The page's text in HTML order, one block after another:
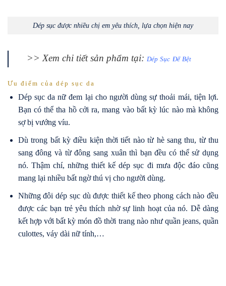
Dép sục được nhiều chị em yêu thích, lựa chọn hiện nay
>> Xem chi tiết sản phẩm tại: Dép Sục Đế Bệt
Ưu điểm của dép sục da
Dép sục da nữ đem lại cho người dùng sự thoải mái, tiện lợi.
Bạn có thể tha hồ cởi ra, mang vào bất kỳ lúc nào mà không
sợ bị vướng víu.
Dù trong bất kỳ điều kiện thời tiết nào từ hè sang thu, từ thu
sang đông và từ đông sang xuân thì bạn đều có thể sử dụng
nó. Thậm chí, những thiết kế dép sục đi mưa độc đáo cũng
mang lại nhiều bất ngờ thú vị cho người dùng.
Những đôi dép sục dù được thiết kế theo phong cách nào đều
được các bạn trẻ yêu thích nhờ sự linh hoạt của nó. Dễ dàng
kết hợp với bất kỳ món đồ thời trang nào như quần jeans, quần
culottes, váy dài nữ tính,…